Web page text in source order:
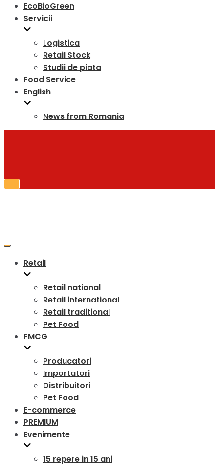
EcoBioGreen
Servicii
Logistica
Retail Stock
Studii de piata
Food Service
English
News from Romania
Toggle
Toggle
Retail
Retail national
Retail international
Retail traditional
Pet Food
FMCG
Producatori
Importatori
Distribuitori
Pet Food
E-commerce
PREMIUM
Evenimente
15 repere in 15 ani